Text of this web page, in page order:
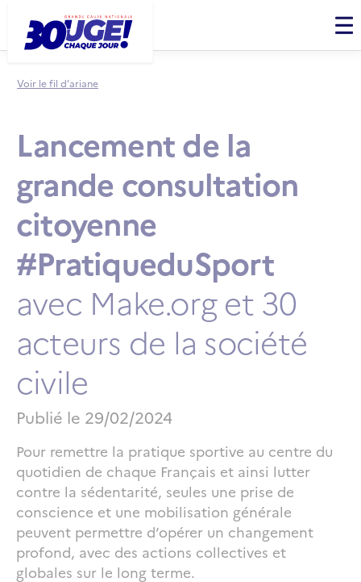
Panneau de gestion des cookies Menu
Voir le fil d’ariane
Lancement de la
grande consultation
citoyenne
#PratiqueduSport
avec Make.org et 30
acteurs de la société
civile
Publié le 29/02/2024
Pour remettre la pratique sportive au centre du
quotidien de chaque Français et ainsi lutter
contre la sédentarité, seules une prise de
conscience et une mobilisation générale
peuvent permettre d’opérer un changement
profond, avec des actions collectives et
globales sur le long terme.